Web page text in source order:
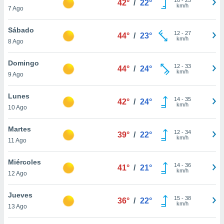
más
nuestra
y
de
disponible
cookies
aceptar
7 Ago
42° / 22°
km/h
Sábado
8 Ago
44° / 23° 12- 27
km/h
Domingo
9 Ago
44° / 24° 12- 33
km/h
Lunes
10 Ago
42° / 24° 14- 35
km/h
Martes
11 Ago
39° / 22° 12- 34
km/h
Miércoles
12 Ago
41° / 21° 14- 36
km/h
Jueves
13 Ago
36° / 22° 15- 38
km/h